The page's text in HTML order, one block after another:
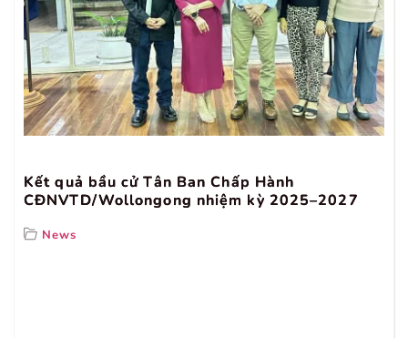
Kết quả bầu cử Tân Ban Chấp Hành
CĐNVTD/Wollongong nhiệm kỳ 2025–2027
News